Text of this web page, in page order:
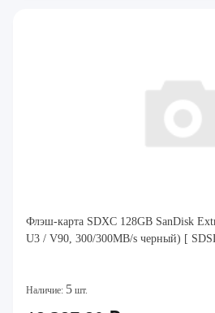
Флэш-карта SDXC 128GB SanDisk
U3 / V90, 300/300MB/s черный) [
Наличие: 5 шт.